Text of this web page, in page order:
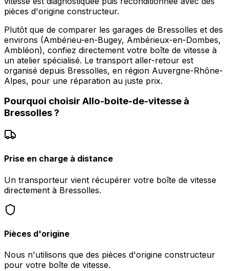
pièces d'origine constructeur.
Plutôt que de comparer les garages de Bressolles et des
environs (Ambérieu-en-Bugey, Ambérieux-en-Dombes,
Ambléon), confiez directement votre boîte de vitesse à
un atelier spécialisé. Le transport aller-retour est
organisé depuis Bressolles, en région Auvergne-Rhône-
Alpes, pour une réparation au juste prix.
Pourquoi choisir Allo-boite-de-vitesse à
Bressolles?
Prise en charge à distance
Un transporteur vient récupérer votre boîte de vitesse
directement à Bressolles.
Pièces d'origine
Nous n'utilisons que des pièces d'origine constructeur
pour votre boîte de vitesse.